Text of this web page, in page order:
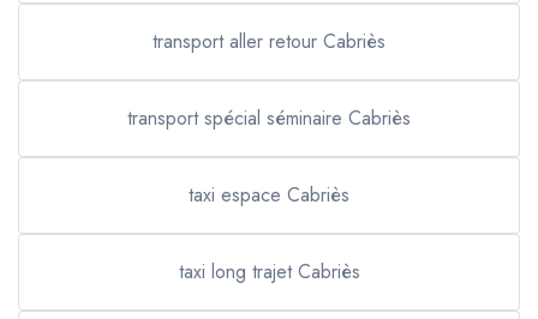
transport aller retour Cabriès
transport spécial séminaire Cabriès
taxi espace Cabriès
taxi long trajet Cabriès